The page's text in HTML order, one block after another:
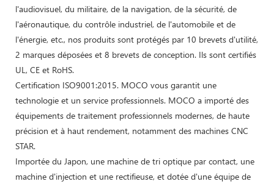
l'audiovisuel, du militaire, de la navigation, de la sécurité, de
l'aéronautique, du contrôle industriel, de l'automobile et de
l'énergie, etc., nos produits sont protégés par 10 brevets d'utilité,
2 marques déposées et 8 brevets de conception. Ils sont certifiés
UL, CE et RoHS.
Certification ISO9001:2015. MOCO vous garantit une
technologie et un service professionnels. MOCO a importé des
équipements de traitement professionnels modernes, de haute
précision et à haut rendement, notamment des machines CNC
STAR.
Importée du Japon, une machine de tri optique par contact, une
machine d'injection et une rectifieuse, et dotée d'une équipe de